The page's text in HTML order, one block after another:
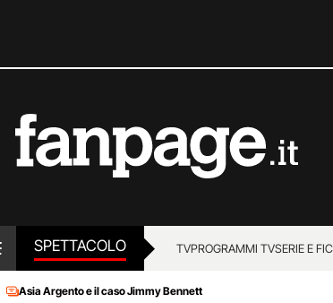
SPETTACOLO TVPROGRAMMI TVSERIE E
Asia Argento e il caso Jimmy Bennett